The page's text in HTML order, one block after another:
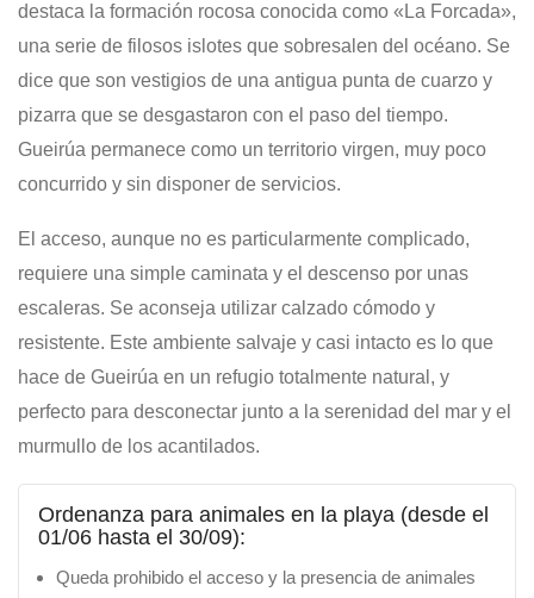
destaca la formación rocosa conocida como «La Forcada»,
una serie de filosos islotes que sobresalen del océano. Se
dice que son vestigios de una antigua punta de cuarzo y
pizarra que se desgastaron con el paso del tiempo.
Gueirúa permanece como un territorio virgen, muy poco
concurrido y sin disponer de servicios.
El acceso, aunque no es particularmente complicado,
requiere una simple caminata y el descenso por unas
escaleras. Se aconseja utilizar calzado cómodo y
resistente. Este ambiente salvaje y casi intacto es lo que
hace de Gueirúa en un refugio totalmente natural, y
perfecto para desconectar junto a la serenidad del mar y el
murmullo de los acantilados.
Ordenanza para animales en la playa (desde el
01/06 hasta el 30/09):
Queda prohibido el acceso y la presencia de animales